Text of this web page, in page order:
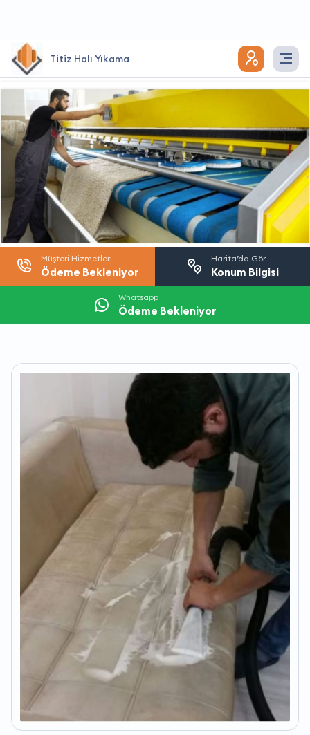
Titiz Halı Yıkama
Müşteri Hizmetleri
Ödeme Bekleniyor
Harita’da Gör
Konum Bilgisi
Whatsapp
Ödeme Bekleniyor